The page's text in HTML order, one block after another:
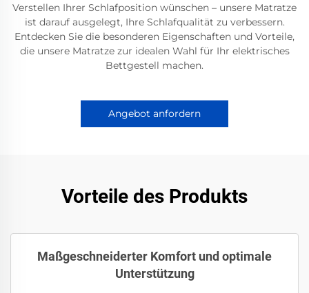
Verstellen Ihrer Schlafposition wünschen – unsere Matratze
ist darauf ausgelegt, Ihre Schlafqualität zu verbessern.
Entdecken Sie die besonderen Eigenschaften und Vorteile,
die unsere Matratze zur idealen Wahl für Ihr elektrisches
Bettgestell machen.
Angebot anfordern
Vorteile des Produkts
Maßgeschneiderter Komfort und optimale
Unterstützung